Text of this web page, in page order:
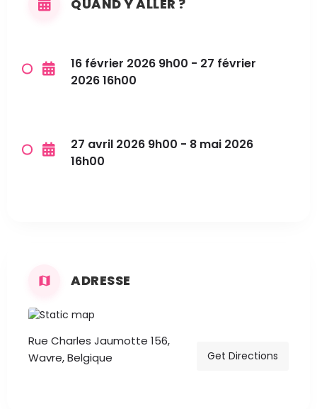
QUAND Y ALLER ?
16 février 2026 9h00 - 27 février
2026 16h00
27 avril 2026 9h00 - 8 mai 2026
16h00
ADRESSE
Rue Charles Jaumotte 156,
Wavre, Belgique
Get Directions